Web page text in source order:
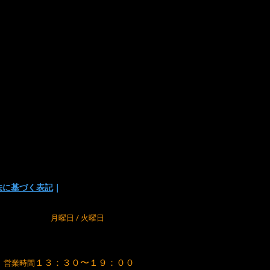
基づく表記｜
月曜日 / 火曜日
営業時間 １３：３０〜１９：００